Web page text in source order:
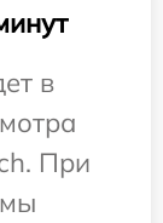
в
При